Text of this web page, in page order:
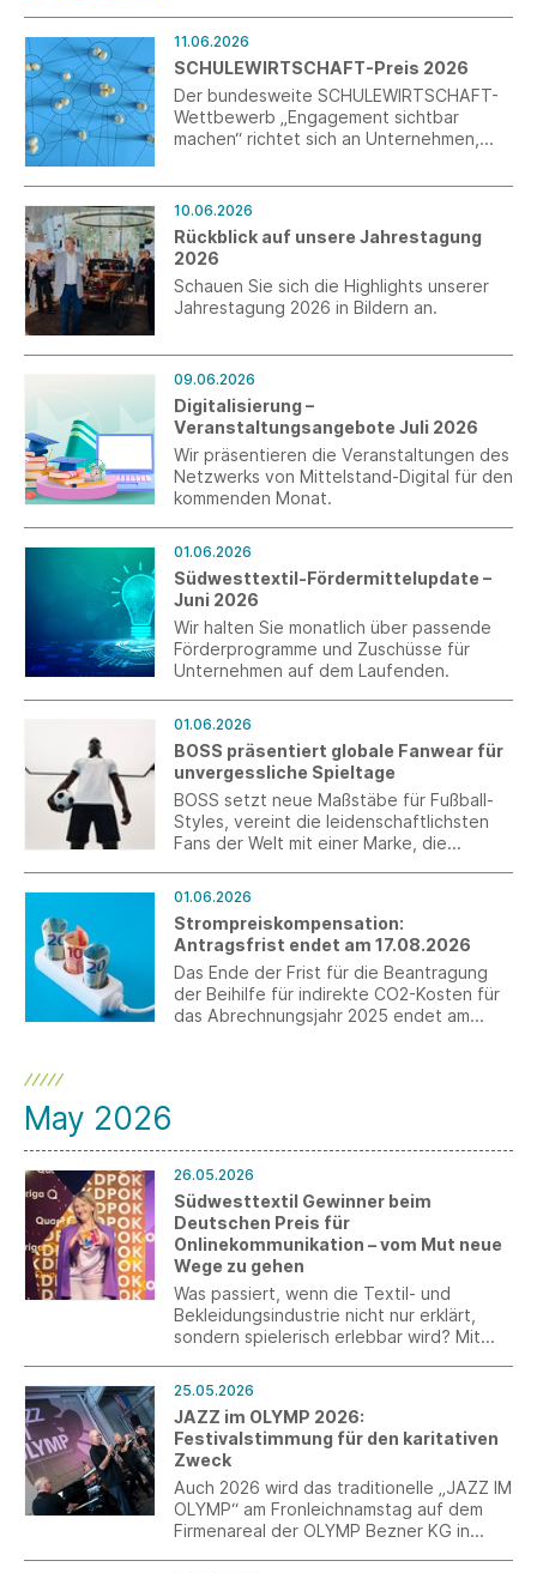
2026.
11.06.2026
SCHULEWIRTSCHAFT-Preis 2026
Der bundesweite SCHULEWIRTSCHAFT-
Wettbewerb „Engagement sichtbar
machen“ richtet sich an Unternehmen,
Kooperationen. Gesucht werden
vorbildliche Initiativen, die Jugendlichen
Einblicke in die Berufswelt ermöglichen
und Bildungsprozesse partnerschaftlich
gestalten. Die Bewerbungsfrist endet am
26. Juli 2026.
10.06.2026
Rückblick auf unsere Jahrestagung
2026
Schauen Sie sich die Highlights unserer
Jahrestagung 2026 in Bildern an.
09.06.2026
Digitalisierung –
Veranstaltungsangebote Juli 2026
Wir präsentieren die Veranstaltungen des
Netzwerks von Mittelstand-Digital für den
kommenden Monat.
01.06.2026
Südwesttextil-Fördermittelupdate –
Juni 2026
Wir halten Sie monatlich über passende
Förderprogramme und Zuschüsse für
Unternehmen auf dem Laufenden.
01.06.2026
BOSS präsentiert globale Fanwear für
unvergessliche Spieltage
BOSS setzt neue Maßstäbe für Fußball-
Styles, vereint die leidenschaftlichsten
Fans der Welt mit einer Marke, die
unverwechselbare Ästhetik in jene
Momente ein, in denen Ehrgeiz, Identität
und Exzellenz im Mittelpunkt stehen.
01.06.2026
Strompreiskompensation:
Antragsfrist endet am 17.08.2026
Das Ende der Frist für die Beantragung
der Beihilfe für indirekte CO2-Kosten für
das Abrechnungsjahr 2025 endet am
May 2026
26.05.2026
Südwesttextil Gewinner beim
Deutschen Preis für
Onlinekommunikation – vom Mut neue
Wege zu gehen
Was passiert, wenn die Textil- und
Bekleidungsindustrie nicht nur erklärt,
sondern spielerisch erlebbar wird? Mit
Onlinekommunikation: Die
TEXHUB.WORLD wurde als
Gewinnerprojekt in der Kategorie „Digital
Experience“ ausgezeichnet und erreichte
zusätzlich den zweiten Platz in der
Kategorie „Innovation des Jahres“.
25.05.2026
JAZZ im OLYMP 2026:
Festivalstimmung für den karitativen
Zweck
Auch 2026 wird das traditionelle „JAZZ IM
OLYMP“ am Fronleichnamstag auf dem
Firmenareal der OLYMP Bezner KG in